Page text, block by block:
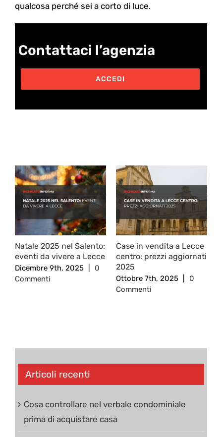
qualcosa perché sei a corto di luce.
Contattaci l’agenzia
ACCEDI
Natale 2025 nel Salento:
eventi da vivere a Lecce
Dicembre 9th, 2025
0
Commenti
Case in vendita a Lecce
centro: prezzi aggiornati
2025
Ottobre 7th, 2025
0
Commenti
Articoli recenti
Cosa controllare nel verbale condominiale
prima di acquistare casa